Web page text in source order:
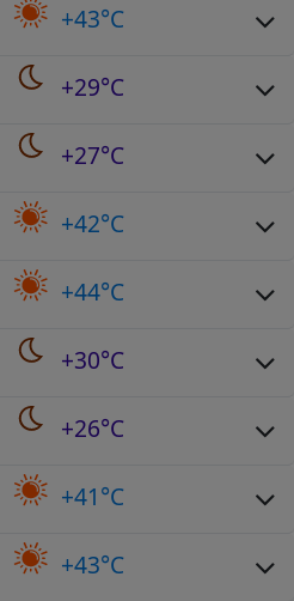
+43°C
+29°C
+27°C
+42°C
+44°C
+30°C
+26°C
+41°C
+43°C